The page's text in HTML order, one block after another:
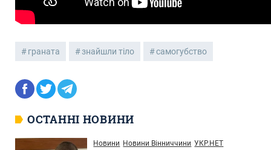
граната знайшли тіло самогубство
ОСТАННІ НОВИНИ
Новини Новини Вінниччини УКР.НЕТ